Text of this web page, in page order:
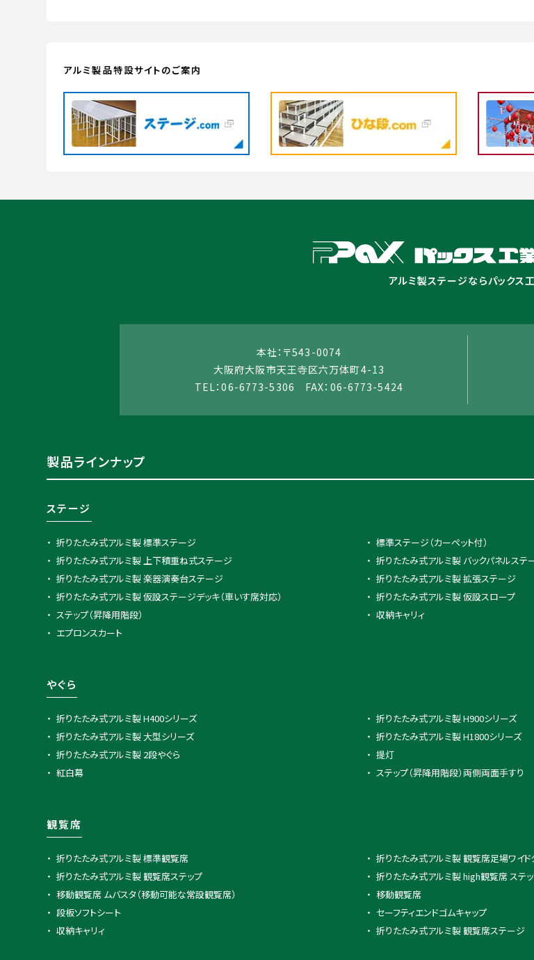
アルミ製品特設サイトのご案内
アルミ製ステージならパックス
本社：〒543-0074
大阪府大阪市天王寺区六万体町4-13
TEL：06-6773-5306 FAX：06-6773-5424
製品ラインナップ
ステージ
折りたたみ式アルミ製 標準ステージ
標準ステージ（カーペット付）
折りたたみ式アルミ製 上下積重ね式ステージ
折りたたみ式アルミ製 バックパネルステ
折りたたみ式アルミ製 楽器演奏台ステージ
折りたたみ式アルミ製 拡張ステージ
折りたたみ式アルミ製 仮設ステージデッキ（車いす席対応）
折りたたみ式アルミ製 仮設スロープ
ステップ（昇降用階段）
収納キャリィ
エプロンスカート
やぐら
折りたたみ式アルミ製 H400シリーズ
折りたたみ式アルミ製 H900シリーズ
折りたたみ式アルミ製 大型シリーズ
折りたたみ式アルミ製 H1800シリーズ
折りたたみ式アルミ製 2段やぐら
提灯
紅白幕
ステップ（昇降用階段）両側両面手すり
観覧席
折りたたみ式アルミ製 標準観覧席
折りたたみ式アルミ製 観覧席足場ワイド
折りたたみ式アルミ製 観覧席ステップ
折りたたみ式アルミ製 high観覧席 ステッ
移動観覧席 ムバスタ（移動可能な常設観覧席）
移動観覧席
段板ソフトシート
セーフティエンドゴムキャップ
収納キャリィ
折りたたみ式アルミ製 観覧席ステージ